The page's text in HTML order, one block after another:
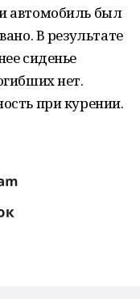
автомобиль был
В результате
сиденье
нет.
при курении.